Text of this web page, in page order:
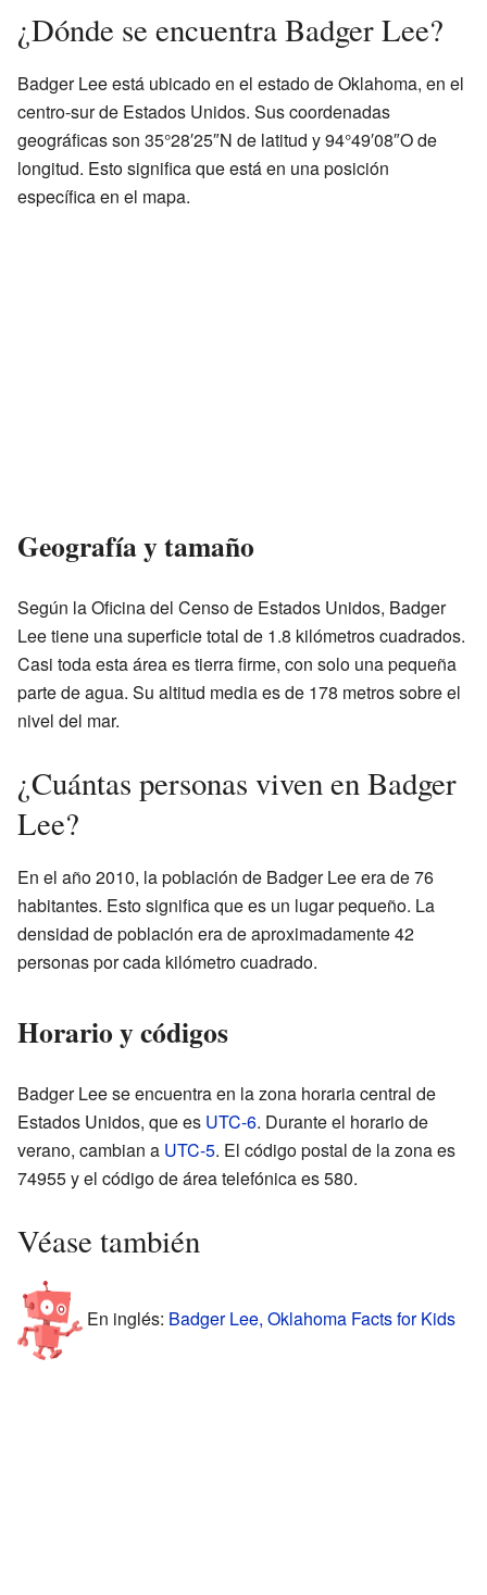
¿Dónde se encuentra Badger Lee?
Badger Lee está ubicado en el estado de Oklahoma, en el
centro-sur de Estados Unidos. Sus coordenadas
geográficas son 35°28′25″N de latitud y 94°49′08″O de
longitud. Esto significa que está en una posición
específica en el mapa.
Geografía y tamaño
Según la Oficina del Censo de Estados Unidos, Badger
Lee tiene una superficie total de 1.8 kilómetros cuadrados.
Casi toda esta área es tierra firme, con solo una pequeña
parte de agua. Su altitud media es de 178 metros sobre el
nivel del mar.
¿Cuántas personas viven en Badger
Lee?
En el año 2010, la población de Badger Lee era de 76
habitantes. Esto significa que es un lugar pequeño. La
densidad de población era de aproximadamente 42
personas por cada kilómetro cuadrado.
Horario y códigos
Badger Lee se encuentra en la zona horaria central de
Estados Unidos, que es UTC-6. Durante el horario de
verano, cambian a UTC-5. El código postal de la zona es
74955 y el código de área telefónica es 580.
Véase también
En inglés: Badger Lee, Oklahoma Facts for Kids